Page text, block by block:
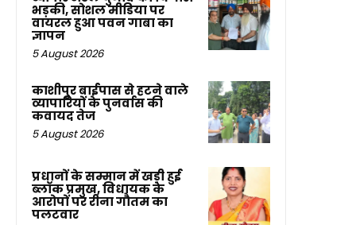
भड़की, सोशल मीडिया पर
वायरल हुआ पवन गाबा का
ज्ञापन
5 August 2026
काशीपुर बाईपास से हटने वाले
व्यापारियों के पुनर्वास की
कवायद तेज
5 August 2026
प्रधानों के सम्मान में खड़ी हुई
ब्लॉक प्रमुख, विधायक के
आरोपों पर रीना गौतम का
पलटवार